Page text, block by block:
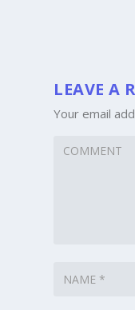
LEAVE A
Your email